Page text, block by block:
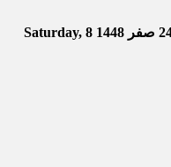
1448
Saturday, 8